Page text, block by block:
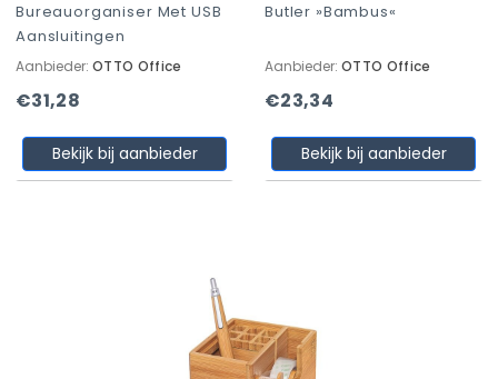
Bureauorganiser Met USB
Aansluitingen
Aanbieder: OTTO Office
€31,28
Bekijk bij aanbieder
Butler »Bambus«
Aanbieder: OTTO Office
€23,34
Bekijk bij aanbieder